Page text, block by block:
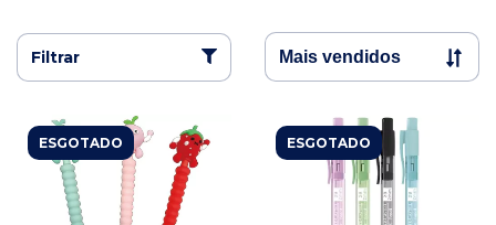
Filtrar
ESGOTADO ESGOTADO